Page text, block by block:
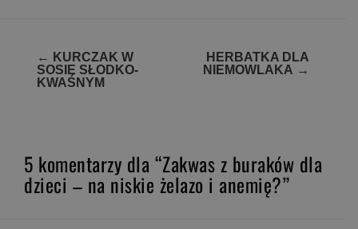
Zobacz
wpisy
← KURCZAK W
SOSIE SŁODKO-
KWAŚNYM
HERBATKA DLA
NIEMOWLAKA →
5 komentarzy dla “Zakwas z buraków dla
dzieci – na niskie żelazo i anemię?”